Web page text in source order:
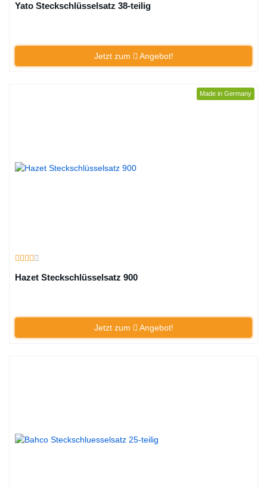
Yato Steckschlüsselsatz 38-teilig
Jetzt zum Angebot!
Made in Germany
Hazet Steckschlüsselsatz 900
Jetzt zum Angebot!